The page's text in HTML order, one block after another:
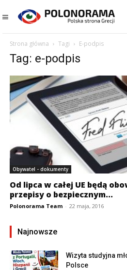
Strona główna Tagi E-podpis
Tag: e-podpis
Obywatel - dokumenty
Od lipca w całej UE będą
przepisy o bezpiecznym...
Polonorama Team - 22 maja, 2016
Najnowsze
Wizyta studyjna
Polsce